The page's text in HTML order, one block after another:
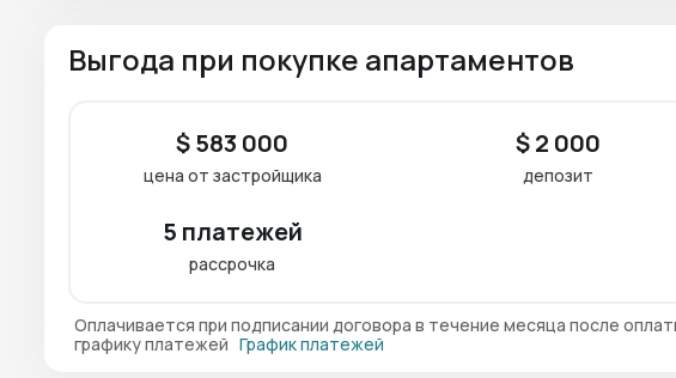
Выгода при покупке апартаментов
$ 583 000
цена от застройщика
$ 2 000
депозит
5 платежей
рассрочка
Оплачивается при подписании договора в течение месяца после
графику платежей График платежей